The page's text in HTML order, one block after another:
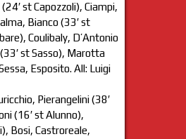
st Capozzoli), Ciampi,
Bianco (33′ st
Coulibaly, D’Antonio
st Sasso), Marotta
Esposito. All: Luigi
Pierangelini (38′
(16′ st Alunno),
Bosi, Castroreale,